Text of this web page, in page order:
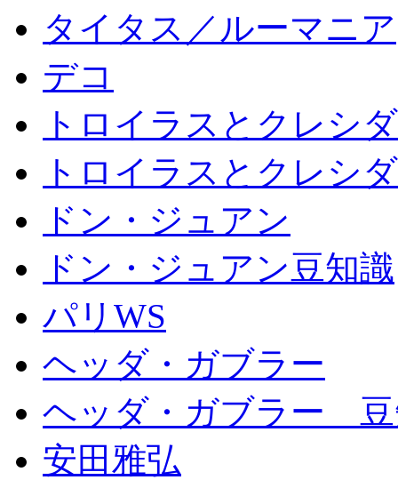
タイタス／ルーマニア
デコ
トロイラスとクレシダ
トロイラスとクレシ
ドン・ジュアン
ドン・ジュアン豆知識
パリWS
ヘッダ・ガブラー
ヘッダ・ガブラー 豆
安田雅弘